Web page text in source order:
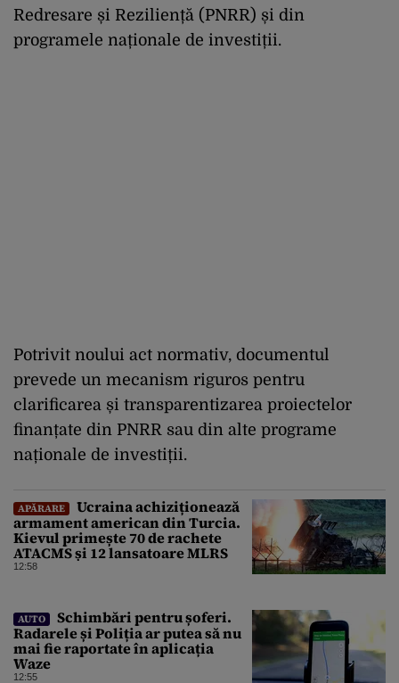
Redresare și Reziliență (PNRR) și din
programele naționale de investiții.
Potrivit noului act normativ, documentul
prevede un mecanism riguros pentru
clarificarea și transparentizarea proiectelor
finanțate din PNRR sau din alte programe
naționale de investiții.
APĂRARE
Ucraina achiziționează
armament american din Turcia.
Kievul primește 70 de rachete
ATACMS și 12 lansatoare MLRS
12:58
AUTO
Schimbări pentru șoferi.
Radarele și Poliția ar putea să nu
mai fie raportate în aplicația
Waze
12:55